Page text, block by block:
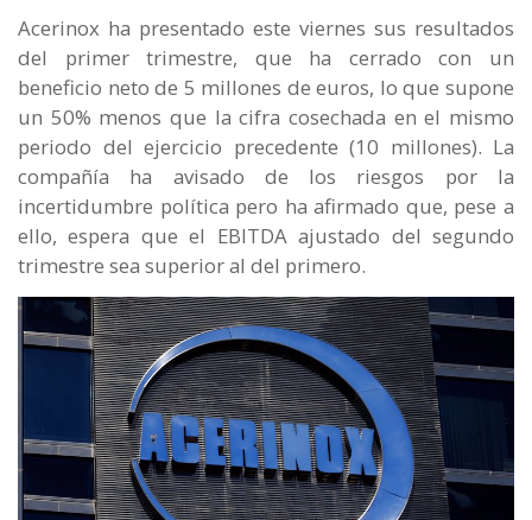
Acerinox ha presentado este viernes sus resultados
del primer trimestre, que ha cerrado con un
beneficio neto de 5 millones de euros, lo que supone
un 50% menos que la cifra cosechada en el mismo
periodo del ejercicio precedente (10 millones). La
compañía ha avisado de los riesgos por la
incertidumbre política pero ha afirmado que, pese a
ello, espera que el EBITDA ajustado del segundo
trimestre sea superior al del primero.